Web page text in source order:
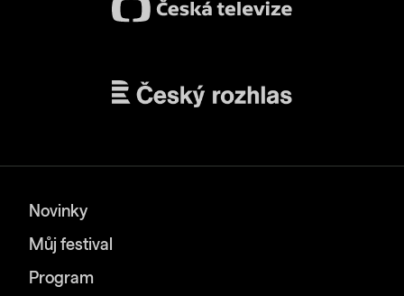
Novinky
Můj festival
Program